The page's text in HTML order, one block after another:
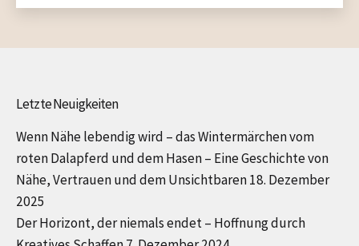
Letzte Neuigkeiten
Wenn Nähe lebendig wird – das Wintermärchen vom
roten Dalapferd und dem Hasen – Eine Geschichte von
Nähe, Vertrauen und dem Unsichtbaren18. Dezember
2025
Der Horizont, der niemals endet – Hoffnung durch